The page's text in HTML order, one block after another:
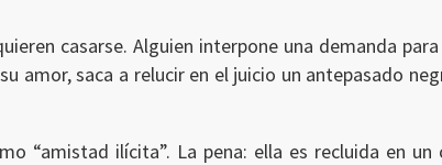
casarse. Alguien interpone una demanda
amor, saca a relucir en el juicio un antepasado
“amistad ilícita”. La pena: ella es recluida en un